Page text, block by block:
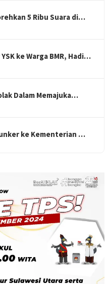
5 Ribu Suara di…
ke Warga BMR, Hadi…
Dalam Memajuka…
ke Kementerian …